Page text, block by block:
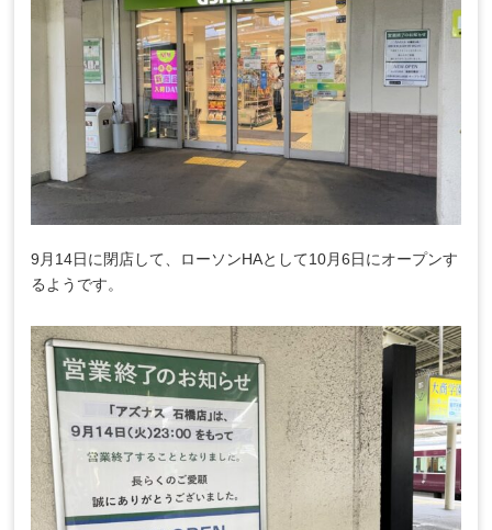
9月14日に閉店して、ローソンHAとして10月6日にオープンす
るようです。